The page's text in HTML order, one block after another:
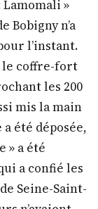
»
Bobigny n’a
l’instant.
le coffre-fort
les 200
mis la main
été déposée,
» a été
a confié les
Seine-Saint-